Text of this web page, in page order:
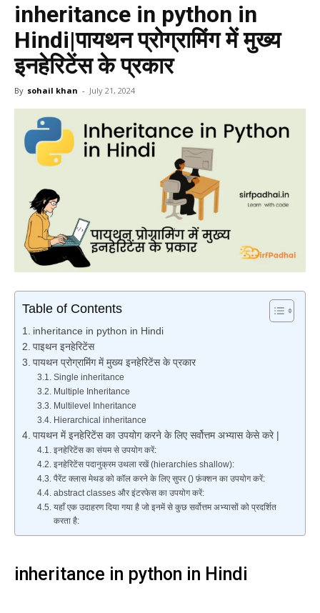
inheritance in python in
Hindi|पायथन प्रोग्रामिंग में मुख्य
इनहेरिटेंस के प्रकार
By sohail khan - July 21, 2024
Table of Contents
inheritance in python in Hindi
पाइथन इनहेरिटेंस
पायथन प्रोग्रामिंग में मुख्य इनहेरिटेंस के प्रकार
Single inheritance
Multiple Inheritance
Multilevel Inheritance
Hierarchical inheritance
पायथन में इनहेरिटेंस का उपयोग करने के लिए सर्वोत्तम अभ्यास केसे करे |
इनहेरिटेंस का संयम से उपयोग करें:
इनहेरिटेंस पदानुक्रम उथला रखें (hierarchies shallow):
पैरेंट क्लास मेथड को कॉल करने के लिए सुपर () फ़ंक्शन का उपयोग करें:
abstract classes और इंटरफेस का उपयोग करें:
यहाँ एक उदाहरण दिया गया है जो इनमें से कुछ सर्वोत्तम अभ्यासों को प्रदर्शित
करता है:
inheritance in python in Hindi